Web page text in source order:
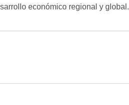
económico regional y global.